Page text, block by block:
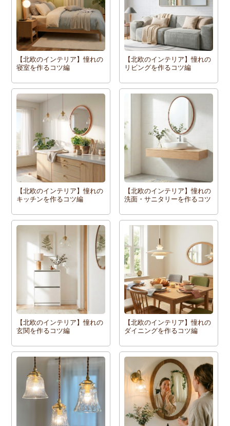
【北欧のインテリア】憧れの
寝室を作るコツ編
【北欧のインテリア】憧れの
リビングを作るコツ編
【北欧のインテリア】憧れの
キッチンを作るコツ編
【北欧のインテリア】憧れの
洗面・サニタリーを作るコツ
【北欧のインテリア】憧れの
玄関を作るコツ編
【北欧のインテリア】憧れの
ダイニングを作るコツ編